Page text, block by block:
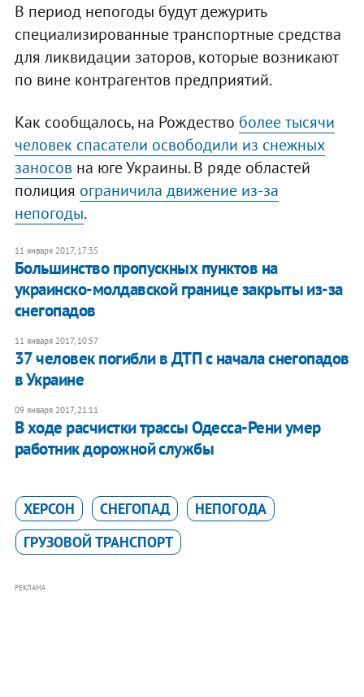
В период непогоды будут дежурить
специализированные транспортные средства
для ликвидации заторов, которые возникают
по вине контрагентов предприятий.
Как сообщалось, на Рождество более тысячи
человек спасатели освободили из снежных
заносов на юге Украины. В ряде областей
полиция ограничила движение из-за
непогоды.
11 января 2017, 17:35
​Большинство пропускных пунктов на
украинско-молдавской границе закрыты из-за
снегопадов
11 января 2017, 10:57
37 человек погибли в ДТП с начала снегопадов
в Украине
09 января 2017, 21:11
В ходе расчистки трассы Одесса-Рени умер
работник дорожной службы
ХЕРСОН СНЕГОПАД
НЕПОГОДА
ГРУЗОВОЙ ТРАНСПОРТ
РЕКЛАМА